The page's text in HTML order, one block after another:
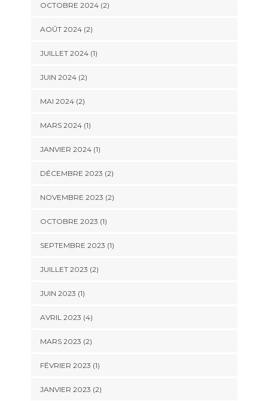
OCTOBRE 2024(2)
AOÛT 2024(2)
JUILLET 2024(1)
JUIN 2024(2)
MAI 2024(2)
MARS 2024(1)
JANVIER 2024(1)
DÉCEMBRE 2023 (2)
NOVEMBRE 2023 (2)
OCTOBRE 2023 (1)
SEPTEMBRE 2023 (1)
JUILLET 2023 (2)
JUIN 2023 (1)
AVRIL 2023 (4)
MARS 2023 (2)
FÉVRIER 2023 (1)
JANVIER 2023 (2)